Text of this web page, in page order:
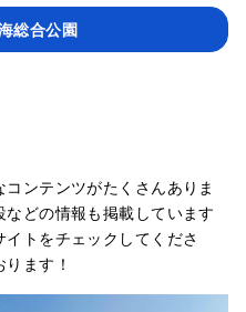
総合公園
ンテンツがたくさんありま
どの情報も掲載しています
トをチェックしてくださ
ます！